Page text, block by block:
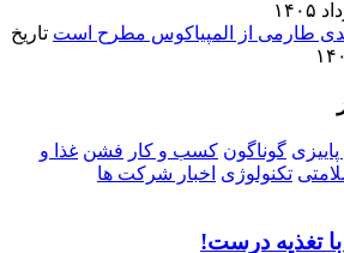
طارمی از المپیاکوس مطرح است تاریخ
گوناگون کسب و کار فشن غذا و
تکنولوژی اخبار شرکت ها
تغذیه درست!